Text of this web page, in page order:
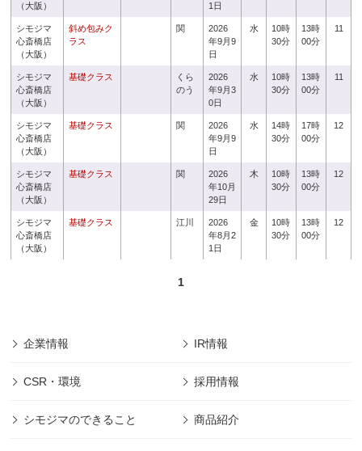
（大阪）
1日
シモジマ
心斎橋店
（大阪）
斜め包みク
ラス
関
2026
年9月9
日
水
10時
30分
13時
00分
11
シモジマ
心斎橋店
（大阪）
基礎クラス
くら
のう
2026
年9月3
0日
水
10時
30分
13時
00分
11
シモジマ
心斎橋店
（大阪）
基礎クラス 関
2026
年9月9
日
水
14時
30分
17時
00分
12
シモジマ
心斎橋店
（大阪）
基礎クラス 関
2026
年10月
29日
木
10時
30分
13時
00分
12
シモジマ
心斎橋店
（大阪）
基礎クラス 江川
2026
年8月2
1日
金
10時
30分
13時
00分
12
1
企業情報 IR情報
CSR・環境 採用情報
シモジマのできること 商品紹介